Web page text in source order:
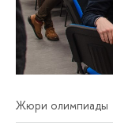
Жюри олимпиады